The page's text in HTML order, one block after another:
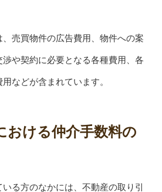
売買物件の広告費用、物件への案
や契約に必要となる各種費用、各
などが含まれています。
おける仲介手数料の
る方のなかには、不動産の取り引